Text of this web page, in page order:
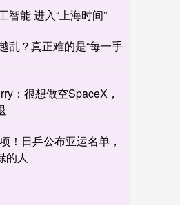
智能 进入“上海时间”
乱？真正难的是“每一手
：很想做空SpaceX，
！日乒公布亚运名单，
的人